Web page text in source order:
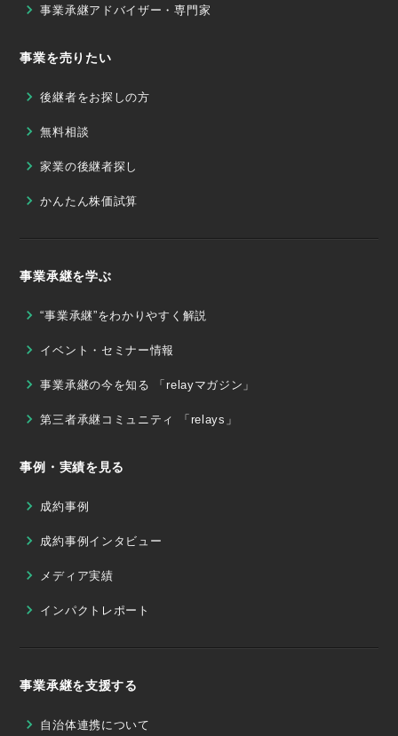
事業承継アドバイザー・専門家
事業を売りたい
後継者をお探しの方
無料相談
家業の後継者探し
かんたん株価試算
事業承継を学ぶ
“事業承継”をわかりやすく解説
イベント・セミナー情報
事業承継の今を知る 「relayマガジン」
第三者承継コミュニティ 「relays」
事例・実績を見る
成約事例
成約事例インタビュー
メディア実績
インパクトレポート
事業承継を支援する
自治体連携について